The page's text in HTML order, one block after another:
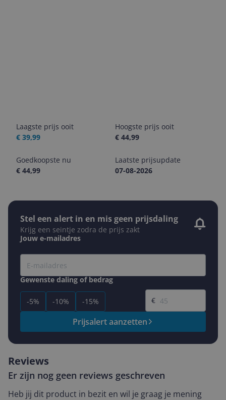
Laagste prijs ooit
€ 39,99
Hoogste prijs ooit
€ 44,99
Goedkoopste nu
€ 44,99
Laatste prijsupdate
07-08-2026
Stel een alert in en mis geen prijsdaling
Krijg een seintje zodra de prijs zakt
Jouw e-mailadres
Gewenste daling of bedrag
-5% -10% -15%
Gewenste prijs
€
Prijsalert aanzetten
Reviews
Er zijn nog geen reviews geschreven
Heb jij dit product in bezit en wil je graag je mening